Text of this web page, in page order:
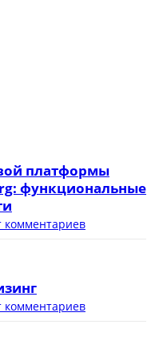
платформы
функциональные
комментариев
комментариев